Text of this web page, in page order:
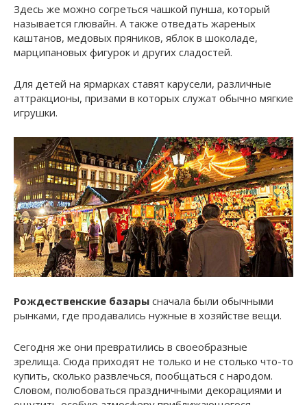
Здесь же можно согреться чашкой пунша, который
называется глювайн. А также отведать жареных
каштанов, медовых пряников, яблок в шоколаде,
марципановых фигурок и других сладостей.
Для детей на ярмарках ставят карусели, различные
аттракционы, призами в которых служат обычно мягкие
игрушки.
Рождественские базары сначала были обычными
рынками, где продавались нужные в хозяйстве вещи.
Сегодня же они превратились в своеобразные
зрелища. Сюда приходят не только и не столько что-то
купить, сколько развлечься, пообщаться с народом.
Словом, полюбоваться праздничными декорациями и